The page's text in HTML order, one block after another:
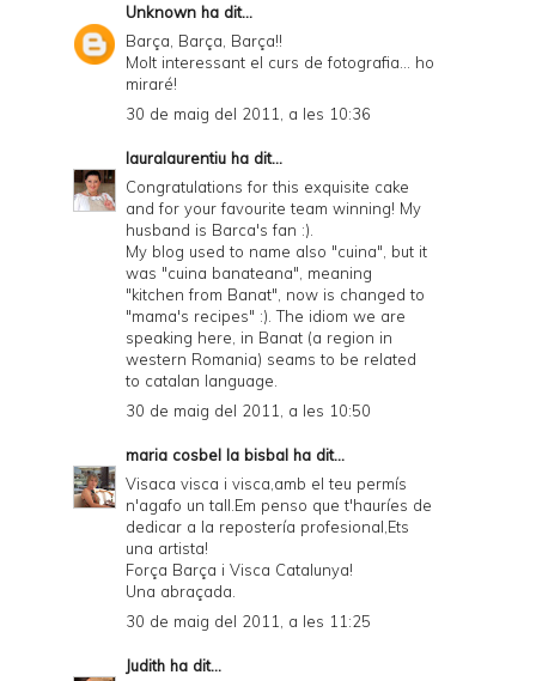
Unknown ha dit...
Barça, Barça, Barça!!
Molt interessant el curs de fotografia... ho
miraré!
30 de maig del 2011, a les 10:36
lauralaurentiu ha dit...
Congratulations for this exquisite cake
and for your favourite team winning! My
husband is Barca's fan :).
My blog used to name also "cuina", but it
was "cuina banateana", meaning
"kitchen from Banat", now is changed to
"mama's recipes" :). The idiom we are
speaking here, in Banat (a region in
western Romania) seams to be related
to catalan language.
30 de maig del 2011, a les 10:50
maria cosbel la bisbal ha dit...
Visaca visca i visca,amb el teu permís
n'agafo un tall.Em penso que t'hauríes de
dedicar a la repostería profesional,Ets
una artista!
Força Barça i Visca Catalunya!
Una abraçada.
30 de maig del 2011, a les 11:25
Judith ha dit...